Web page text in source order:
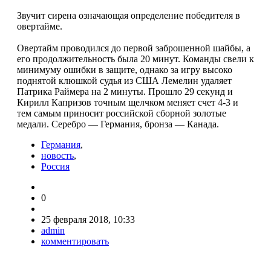
Звучит сирена означающая определение победителя в
овертайме.
Овертайм проводился до первой заброшенной шайбы, а
его продолжительность была 20 минут. Команды свели к
минимуму ошибки в защите, однако за игру высоко
поднятой клюшкой судья из США Лемелин удаляет
Патрика Раймера на 2 минуты. Прошло 29 секунд и
Кирилл Капризов точным щелчком меняет счет 4-3 и
тем самым приносит российской сборной золотые
медали. Серебро — Германия, бронза — Канада.
Германия,
новость,
Россия
0
25 февраля 2018, 10:33
admin
комментировать